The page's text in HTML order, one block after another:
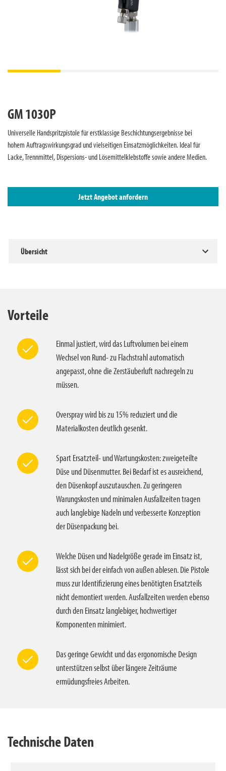
GM 1030P
Universelle Handspritzpistole für erstklassige Beschichtungsergebnisse bei
hohem Auftragswirkungsgrad und vielseitigen Einsatzmöglichkeiten. Ideal für
Lacke, Trennmittel, Dispersions- und Lösemittelklebstoffe sowie andere Medien.
Jetzt Angebot anfordern
Übersicht
Vorteile
Einmal justiert, wird das Luftvolumen bei einem
Wechsel von Rund- zu Flachstrahl automatisch
angepasst, ohne die Zerstäuberluft nachregeln zu
müssen.
Overspray wird bis zu 15% reduziert und die
Materialkosten deutlich gesenkt.
Spart Ersatzteil- und Wartungskosten: zweigeteilte
Düse und Düsenmutter. Bei Bedarf ist es ausreichend,
den Düsenkopf auszutauschen. Zu geringeren
Warungskosten und minimalen Ausfallzeiten tragen
auch langlebige Nadeln und verbesserte Konzeption
der Düsenpackung bei.
Welche Düsen und Nadelgröße gerade im Einsatz ist,
lässt sich bei der einfach von außen ablesen. Die Pistole
muss zur Identifizierung eines benötigten Ersatzteils
nicht demontiert werden. Ausfallzeiten werden ebenso
durch den Einsatz langlebiger, hochwertiger
Komponenten minimiert.
Das geringe Gewicht und das ergonomische Design
unterstützen selbst über längere Zeiträume
ermüdungsfreies Arbeiten.
Technische Daten